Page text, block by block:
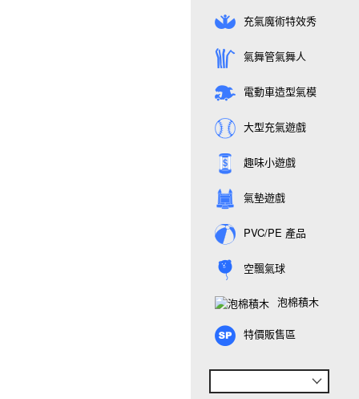
充氣魔術特效秀
氣舞管氣舞人
電動車造型氣模
大型充氣遊戲
趣味小遊戲
氣墊遊戲
PVC/PE 產品
空飄氣球
泡棉積木
特價販售區